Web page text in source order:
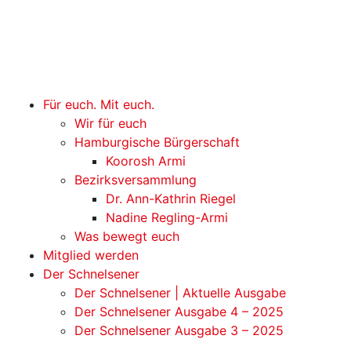
Für euch. Mit euch.
Wir für euch
Hamburgische Bürgerschaft
Koorosh Armi
Bezirksversammlung
Dr. Ann-Kathrin Riegel
Nadine Regling-Armi
Was bewegt euch
Mitglied werden
Der Schnelsener
Der Schnelsener | Aktuelle Ausgabe
Der Schnelsener Ausgabe 4 – 2025
Der Schnelsener Ausgabe 3 – 2025